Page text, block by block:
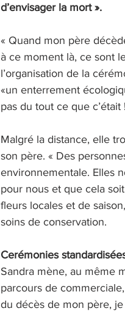
d’envisager la mort ».
« Quand mon père
à ce moment là, ce sont
l’organisation de la
«un enterrement
pas du tout ce que c’était
Malgré la distance, elle
son père. « Des
environnementale. Elles
pour nous et que cela
fleurs locales et de
soins de conservation.
Cerémonies
Sandra mène, au même
parcours de
du décès de mon père,